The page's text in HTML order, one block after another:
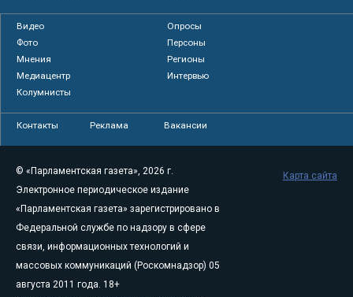
Видео
Опросы
Фото
Персоны
Мнения
Регионы
Медиацентр
Интервью
Колумнисты
Контакты Реклама Вакансии
© «Парламентская газета», 2026 г.
Электронное периодическое издание
«Парламентская газета» зарегистрировано в
Федеральной службе по надзору в сфере
связи, информационных технологий и
массовых коммуникаций (Роскомнадзор) 05
августа 2011 года. 18+
Карта сайта